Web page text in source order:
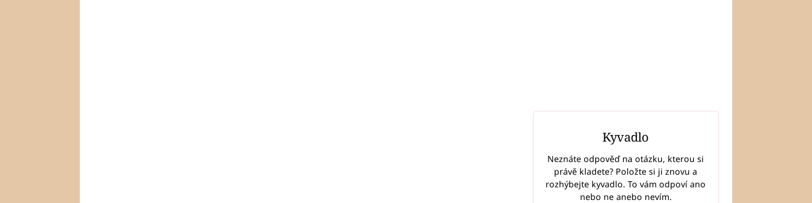
Kyvadlo
Neznáte odpověď na otázku, kterou si
právě kladete? Položte si ji znovu a
rozhýbejte kyvadlo. To vám odpoví ano
nebo ne anebo nevím.